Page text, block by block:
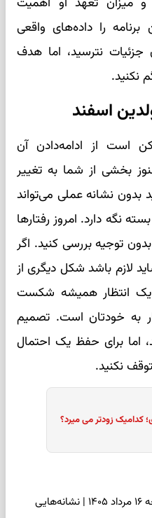
را داده‌های واقعی
جزئیات نترسید، اما هدف
نکنید.
اسفند
است از ادامه‌دادن آن
بخشی از شما به تغییر
بدون نشانه عملی می‌تواند
نگه دارد. امروز رفتارها
توجیه بررسی کنید. اگر
لازم باشد شکل دیگری از
یک انتظار همیشه شکست
به خودتان است. تصمیم
اما برای حفظ یک احتمال
نکنید.
کدامیک زودتر می میرد؟
فال اسم امروز جمعه ۱۶ مرداد ۱۴۰۵ | نشانه‌هایی